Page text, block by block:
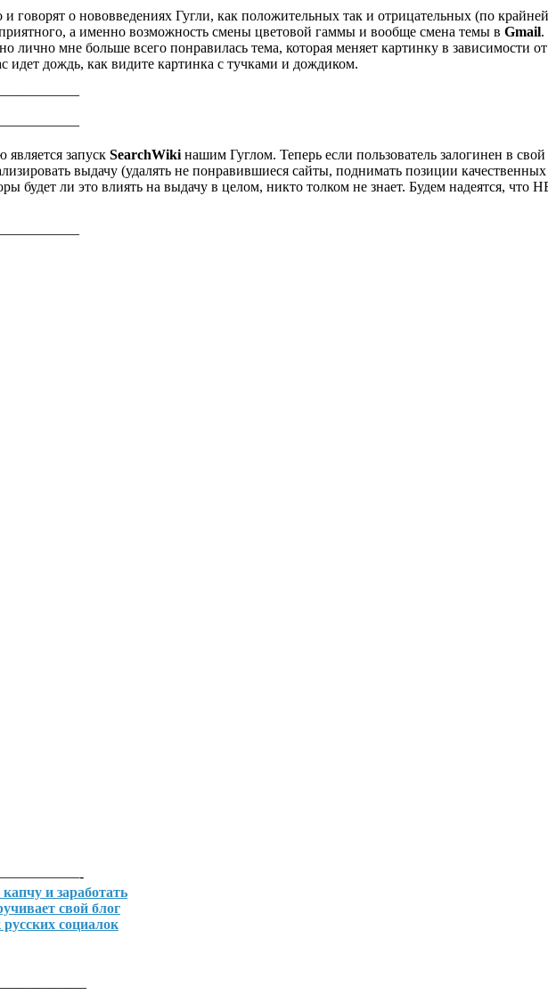
и говорят о нововведениях Гугли, как положительных так и отрицательных (по крайней
а именно возможность смены цветовой гаммы и вообще смена темы в Gmail.
лично мне больше всего понравилась тема, которая меняет картинку в зависимости от
идет дождь, как видите картинка с тучками и дождиком.
запуск SearchWiki нашим Гуглом. Теперь если пользователь залогинен в свой
выдачу (удалять не понравившиеся сайты, поднимать позиции
будет ли это влиять на выдачу в целом, никто толком не знает. Будем надеятся, что
и заработать
свой блог
социалок